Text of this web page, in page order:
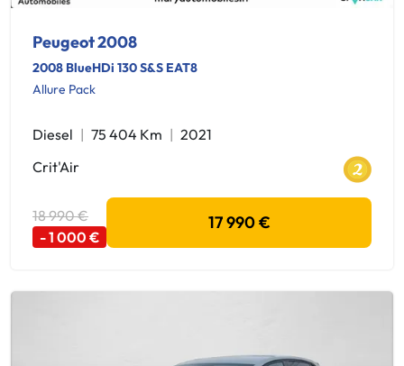
Peugeot 2008
2008 BlueHDi 130 S&S EAT8
Allure Pack
Diesel 75 404 Km
2021
Crit'Air
18 990 €
- 1 000 €
17 990 €